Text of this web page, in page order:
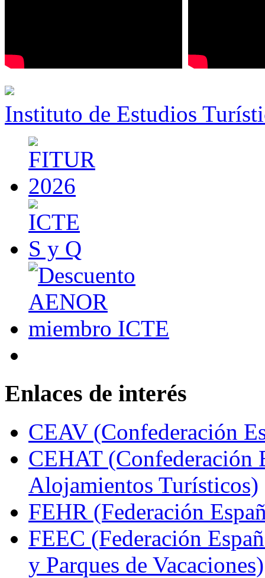
Instituto de Estudios
Enlaces de interés
CEAV (Confederación
CEHAT (Confederación
Alojamientos Turísticos)
FEHR (Federación
FEEC (Federación
y Parques de Vacaciones)